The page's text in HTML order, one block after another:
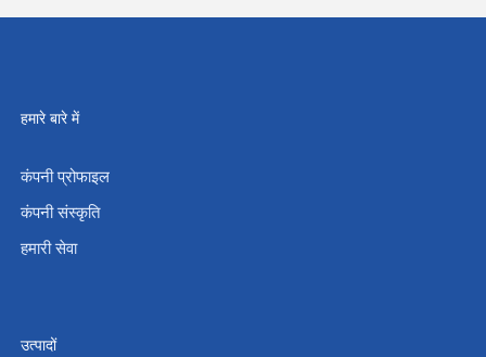
हमारे बारे में
कंपनी प्रोफाइल
कंपनी संस्कृति
हमारी सेवा
उत्पादों